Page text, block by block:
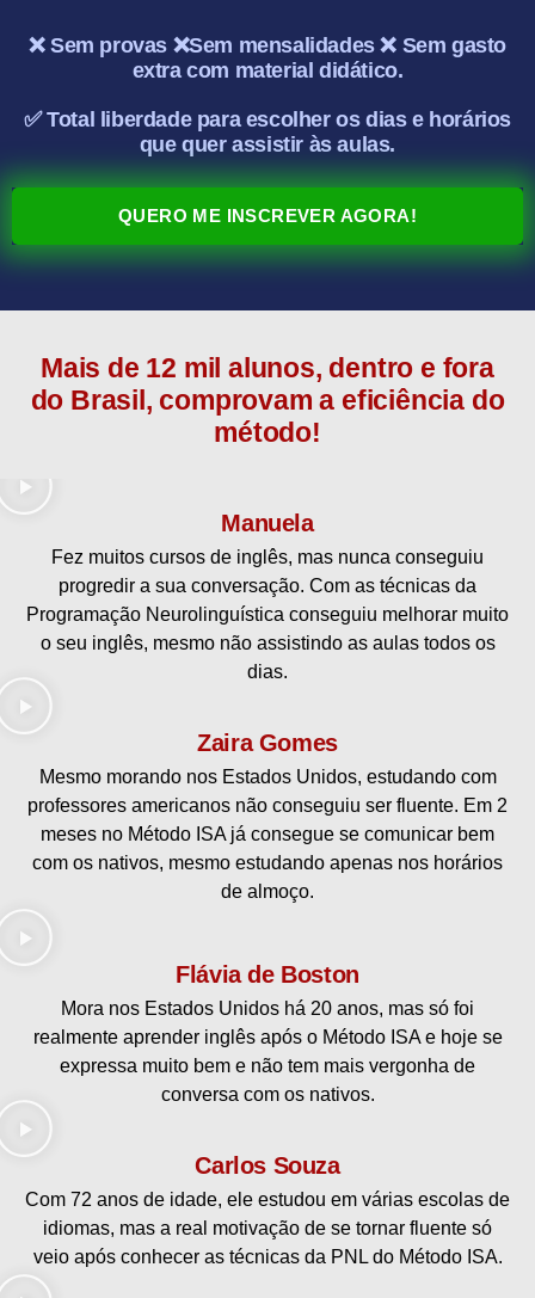
❌ Sem provas ❌Sem mensalidades ❌ Sem gasto
extra com material didático.
✅ Total liberdade para escolher os dias e horários
que quer assistir às aulas.
QUERO ME INSCREVER AGORA!
Mais de 12 mil alunos, dentro e fora
do Brasil, comprovam a eficiência do
método!
Manuela
Fez muitos cursos de inglês, mas nunca conseguiu
progredir a sua conversação. Com as técnicas da
Programação Neurolinguística conseguiu melhorar muito
o seu inglês, mesmo não assistindo as aulas todos os
dias.
Zaira Gomes
Mesmo morando nos Estados Unidos, estudando com
professores americanos não conseguiu ser fluente. Em 2
meses no Método ISA já consegue se comunicar bem
com os nativos, mesmo estudando apenas nos horários
de almoço.
Flávia de Boston
Mora nos Estados Unidos há 20 anos, mas só foi
realmente aprender inglês após o Método ISA e hoje se
expressa muito bem e não tem mais vergonha de
conversa com os nativos.
Carlos Souza
Com 72 anos de idade, ele estudou em várias escolas de
idiomas, mas a real motivação de se tornar fluente só
veio após conhecer as técnicas da PNL do Método ISA.